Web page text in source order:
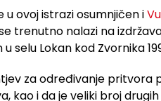
u ovoj istrazi osumnjičen i
trenutno nalazi na
selu Lokan kod Zvornika
za određivanje pritvora
kao i da je veliki broj